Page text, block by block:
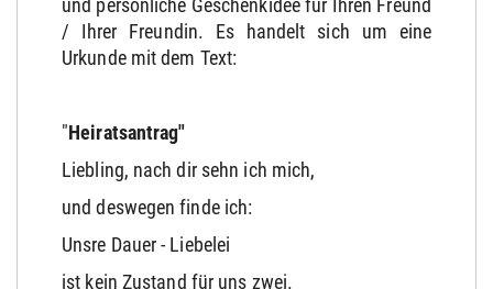
und persönliche Geschenkidee für Ihren Freund
/ Ihrer Freundin. Es handelt sich um eine
Urkunde mit dem Text:
"Heiratsantrag"
Liebling, nach dir sehn ich mich,
und deswegen finde ich:
Unsre Dauer - Liebelei
ist kein Zustand für uns zwei.